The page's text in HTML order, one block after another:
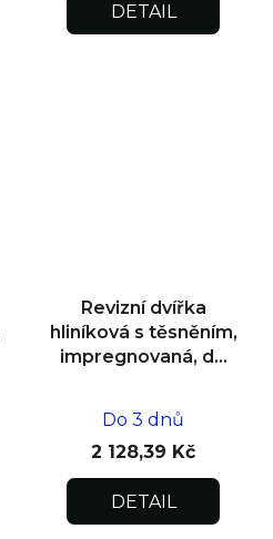
DETAIL
Revizní dvířka
hliníková s těsněním,
impregnovaná, do
Do 3 dnů
2 128,39 Kč
DETAIL